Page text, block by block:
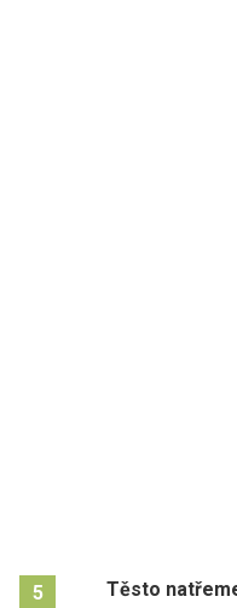
5 Těsto